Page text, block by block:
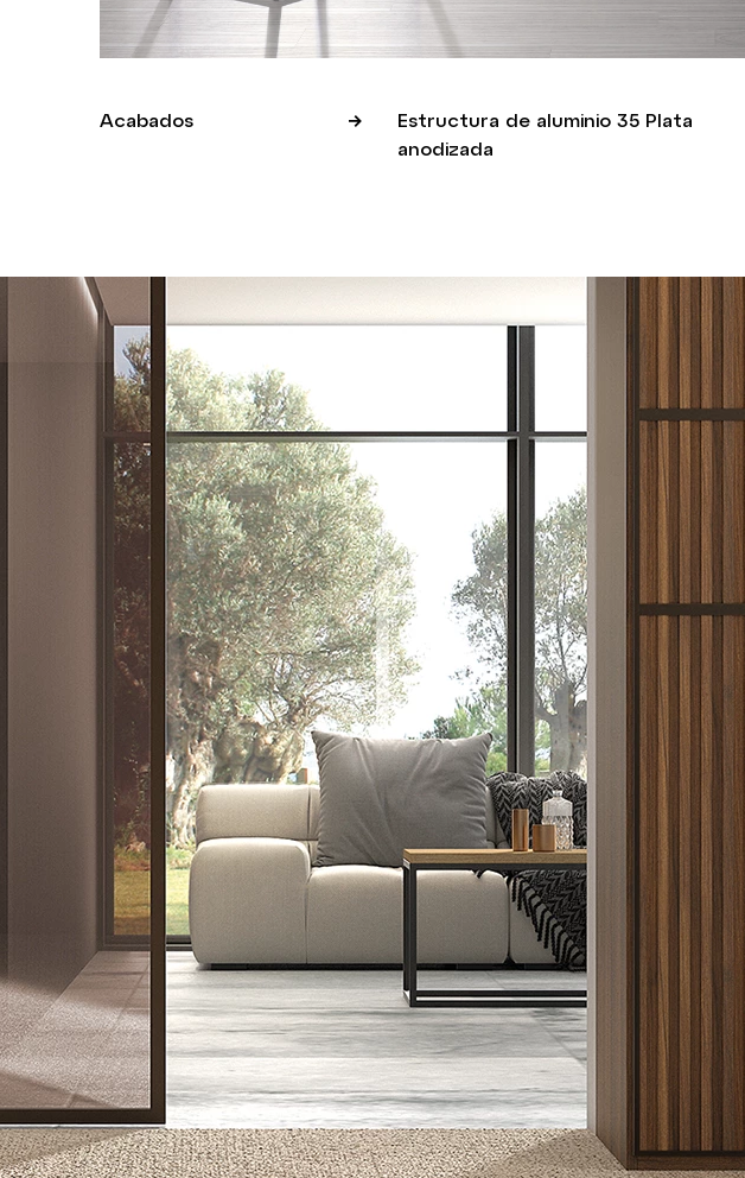
Acabados
Estructura de aluminio 35 Plata
anodizada